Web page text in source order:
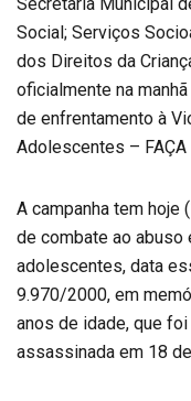
Social; Serviços
dos Direitos da
oficialmente na
de enfrentamento à
Adolescentes – FAÇA
A campanha tem hoje
de combate ao abuso
adolescentes, data
9.970/2000, em
anos de idade, que
assassinada em 18